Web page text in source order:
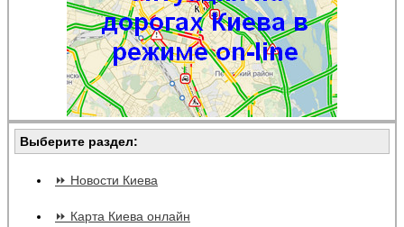
Выберите раздел:
⏩ Новости Киева
⏩ Карта Киева онлайн